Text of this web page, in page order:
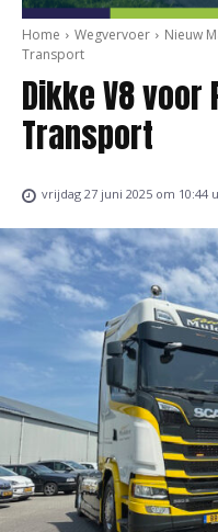
Home Wegvervoer Nieuw
Transport
Dikke V8
Transport
vrijdag 27 juni 2025 om 10:44